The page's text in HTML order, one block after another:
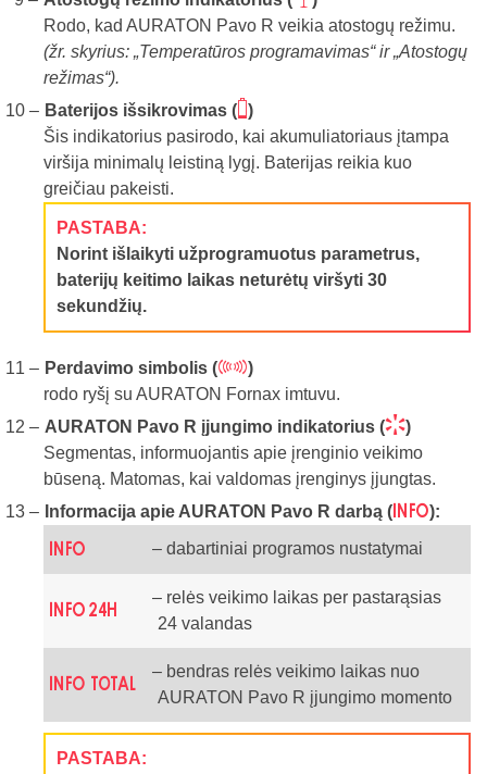
Rodo, kad AURATON Pavo R veikia atostogų režimu.
(žr. skyrius: „Temperatūros programavimas“ ir „Atostogų
režimas“).
Baterijos išsikrovimas (X)
Šis indikatorius pasirodo, kai akumuliatoriaus įtampa
viršija minimalų leistiną lygį. Baterijas reikia kuo
greičiau pakeisti.
PASTABA:
Norint išlaikyti užprogramuotus parametrus,
baterijų keitimo laikas neturėtų viršyti 30
sekundžių.
Perdavimo simbolis (=)
rodo ryšį su AURATON Fornax imtuvu.
AURATON Pavo R įjungimo indikatorius (Y)
Segmentas, informuojantis apie įrenginio veikimo
būseną. Matomas, kai valdomas įrenginys įjungtas.
Informacija apie AURATON Pavo R darbą (s):
s – dabartiniai programos nustatymai
t
– relės veikimo laikas per pastarąsias
24 valandas
u
– bendras relės veikimo laikas nuo
AURATON Pavo R įjungimo momento
PASTABA: